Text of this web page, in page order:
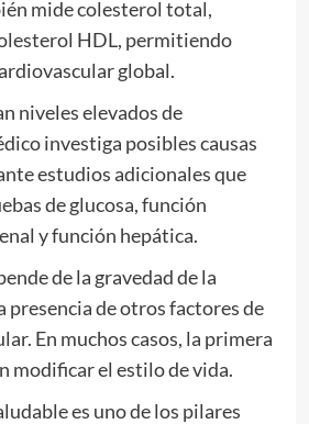
mide colesterol total,
HDL, permitiendo
global.
niveles elevados de
investiga posibles causas
estudios adicionales que
de glucosa, función
y función hepática.
de la gravedad de la
presencia de otros factores de
En muchos casos, la primera
modificar el estilo de vida.
es uno de los pilares